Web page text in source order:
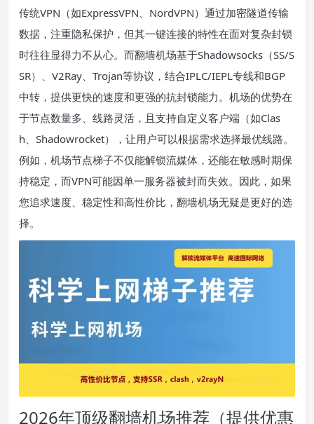
传统VPN（如ExpressVPN、NordVPN）通过加密隧道传输
数据，注重隐私保护，但其一键连接的特性在面对复杂封锁
时往往显得力不从心。而翻墙机场基于Shadowsocks（SS/S
SR）、V2Ray、Trojan等协议，结合IPLC/IEPL专线和BGP
中转，提供更快的速度和更强的抗封锁能力。机场的优势在
于节点数量多、线路灵活，且支持自定义客户端（如Clas
h、Shadowrocket），让用户可以根据需求选择最优线路。
例如，机场节点梯子不仅能解锁流媒体，还能在敏感时期保
持稳定，而VPN可能因单一服务器被封而失效。因此，如果
您追求速度、稳定性和高性价比，翻墙机场无疑是更好的选
择。
2026年顶级翻墙机场推荐（提供优惠